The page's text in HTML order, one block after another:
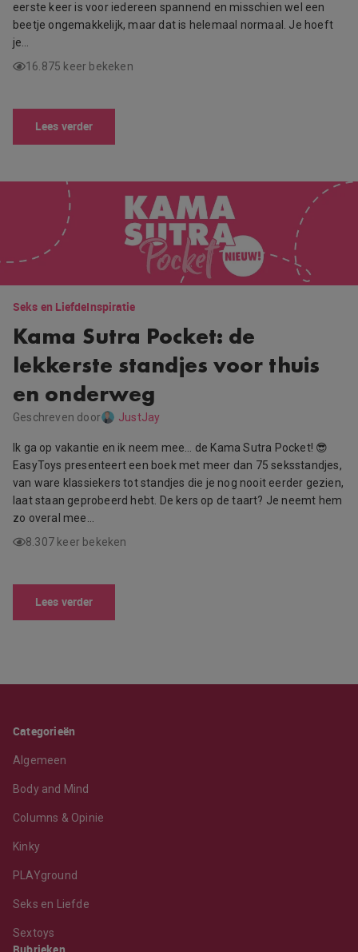
eerste keer is voor iedereen spannend en misschien wel een
beetje ongemakkelijk, maar dat is helemaal normaal. Je hoeft
je…
16.875 keer bekeken
Lees verder
Seks en LiefdeInspiratie
Kama Sutra Pocket: de
lekkerste standjes voor thuis
en onderweg
Geschreven door JustJay
Ik ga op vakantie en ik neem mee… de Kama Sutra Pocket! 😎
EasyToys presenteert een boek met meer dan 75 seksstandjes,
van ware klassiekers tot standjes die je nog nooit eerder gezien,
laat staan geprobeerd hebt. De kers op de taart? Je neemt hem
zo overal mee…
8.307 keer bekeken
Lees verder
Categorieën
Algemeen
Body and Mind
Columns & Opinie
Kinky
PLAYground
Seks en Liefde
Sextoys